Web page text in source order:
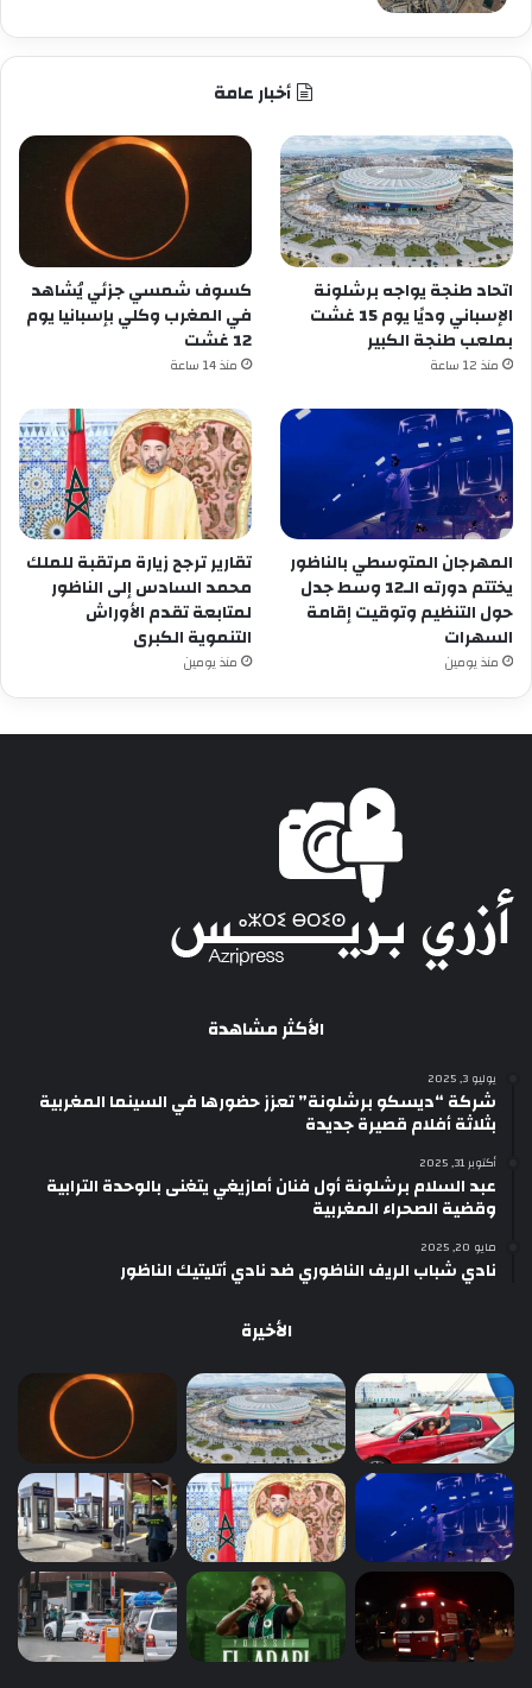
أخبار عامة
اتحاد طنجة يواجه برشلونة
الإسباني وديًا يوم 15 غشت
بملعب طنجة الكبير
منذ 12 ساعة
كسوف شمسي جزئي يُشاهد
في المغرب وكلي بإسبانيا يوم
12 غشت
منذ 14 ساعة
المهرجان المتوسطي بالناظور
يختتم دورته الـ12 وسط جدل
حول التنظيم وتوقيت إقامة
السهرات
منذ يومين
تقارير ترجح زيارة مرتقبة للملك
محمد السادس إلى الناظور
لمتابعة تقدم الأوراش
التنموية الكبرى
منذ يومين
الأكثر مشاهدة
يوليو 3, 2025
شركة “ديسكو برشلونة” تعزز حضورها في السينما المغربية
بثلاثة أفلام قصيرة جديدة
أكتوبر 31, 2025
عبد السلام برشلونة أول فنان أمازيغي يتغنى بالوحدة الترابية
وقضية الصحراء المغربية
مايو 20, 2025
نادي شباب الريف الناظوري ضد نادي أتليتيك الناظور
الأخيرة